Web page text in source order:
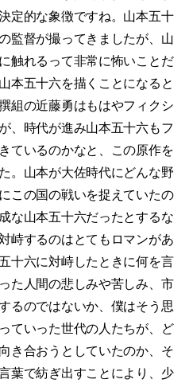
定的な象徴ですね。山本五十
監督が撮ってきましたが、山
触れるって非常に怖いことだ
本五十六を描くことになると
組の近藤勇はもはやフィクシ
、時代が進み山本五十六もフ
ているのかなと、この原作を
。山本が大佐時代にどんな野
この国の戦いを捉えていたの
な山本五十六だったとするな
峙するのはとてもロマンがあ
十六に対峙したときに何を言
た人間の悲しみや苦しみ、市
るのではないか、僕はそう思
ていった世代の人たちが、ど
き合おうとしていたのか、そ
葉で紡ぎ出すことにより、少